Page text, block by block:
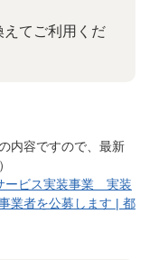
えてご利用くだ
内容ですので、最新
ービス実装事業 実装
業者を公募します | 都